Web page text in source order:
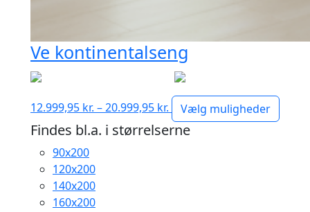
Ve kontinentalseng
12.999,95 kr. –20.999,95 kr. Prisinterval:
12.999,95 kr.
til
Vælg muligheder
Findes bl.a. i størrelserne
90x200
120x200
140x200
160x200